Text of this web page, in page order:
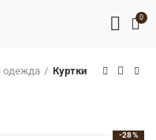
0
одежда Куртки
-28%